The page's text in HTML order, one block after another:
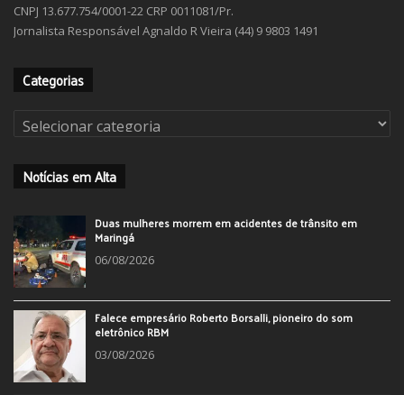
CNPJ 13.677.754/0001-22 CRP 0011081/Pr.
Jornalista Responsável Agnaldo R Vieira (44) 9 9803 1491
Categorias
Categorias
Notícias em Alta
Duas mulheres morrem em acidentes de trânsito em
Maringá
06/08/2026
Falece empresário Roberto Borsalli, pioneiro do som
eletrônico RBM
03/08/2026